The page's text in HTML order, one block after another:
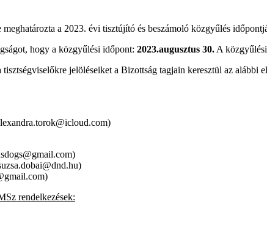
a 2023. évi tisztújító és beszámoló közgyűlés
hogy a közgyűlési időpont: 2023.augusztus 30. A
jelöléseiket a Bizottság tagjain keresztül az alábbi
rendelkezések: